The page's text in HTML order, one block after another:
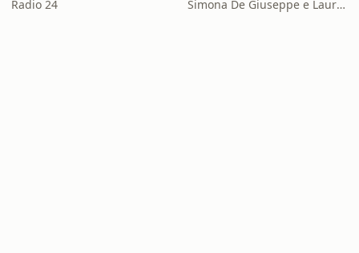
Radio 24 Simona De Giuseppe e Laura Marinaro